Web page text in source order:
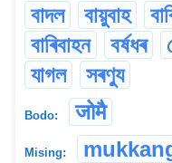
বাদল
বায়ুবাহ
বাৰিবাহন
বৰ্ষধৰ
যাগল
সৰণ্যু
Bodo: जोमै
Mising: